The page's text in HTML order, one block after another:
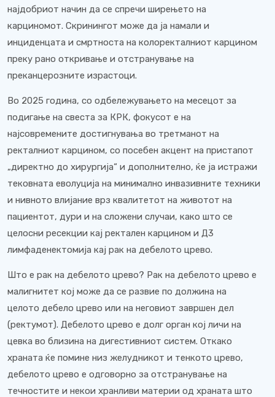
најдобриот начин да се спречи ширењето на
карциномот. Скринингот може да ја намали и
инциденцата и смртноста на колоректалниот карцином
преку рано откривање и отстранување на
преканцерозните израстоци.
Во 2025 година, со одбележувањето на месецот за
подигање на свеста за КРК, фокусот е на
најсовремените достигнувања во третманот на
ректалниот карцином, со посебен акцент на пристапот
„директно до хирургија“ и дополнително, ќе ја истражи
тековната еволуција на минимално инвазивните техники
и нивното влијание врз квалитетот на животот на
пациентот, дури и на сложени случаи, како што се
целосни ресекции кај ректален карцином и Д3
лимфаденектомија кај рак на дебелото црево.
Што е рак на дебелото црево? Рак на дебелото црево е
малигнитет кој може да се развие по должина на
целото дебело црево или на неговиот завршен дел
(ректумот). Дебелото црево е долг орган кој личи на
цевка во близина на дигестивниот систем. Откако
храната ќе помине низ желудникот и тенкото црево,
дебелото црево е одговорно за отстранување на
течностите и некои хранливи материи од храната што